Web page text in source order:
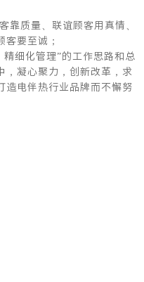
质量、联谊顾客用真情、
客要至诚；
化管理”的工作思路和总
，凝心聚力，创新改革，求
造电伴热行业品牌而不懈努